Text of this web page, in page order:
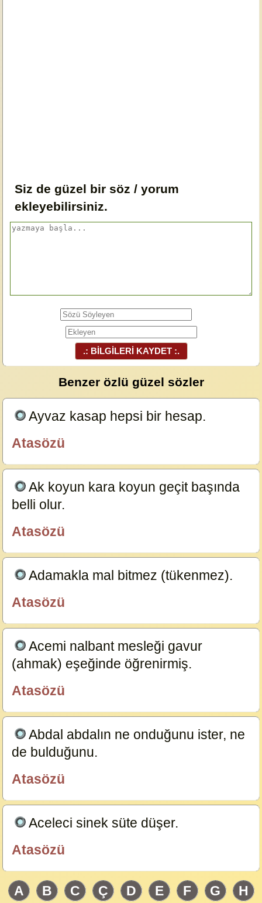
Siz de güzel bir söz / yorum
ekleyebilirsiniz.
.: BİLGİLERİ KAYDET :.
Benzer özlü güzel sözler
Ayvaz kasap hepsi bir hesap.
Atasözü
Ak koyun kara koyun geçit başında
belli olur.
Atasözü
Adamakla mal bitmez (tükenmez).
Atasözü
Acemi nalbant mesleği gavur
(ahmak) eşeğinde öğrenirmiş.
Atasözü
Abdal abdalın ne onduğunu ister, ne
de bulduğunu.
Atasözü
Aceleci sinek süte düşer.
Atasözü
A B C Ç D E F G H